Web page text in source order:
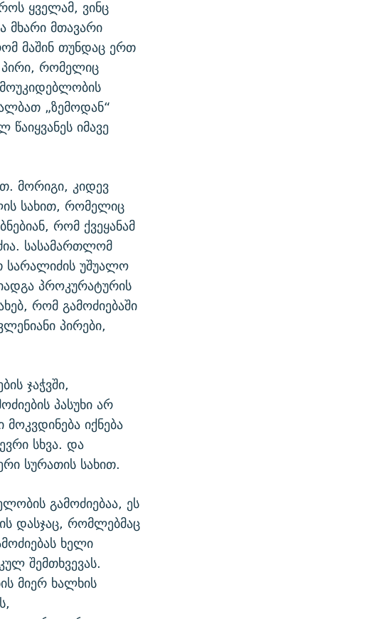
ყველამ, ვინც
მხარი მთავარი
მაშინ თუნდაც ერთ
რომელიც
„ზემოდან“
იმავე
მორიგი, კიდევ
სახით, რომელიც
რომ ქვეყანამ
სასამართლომ
სარალიძის უშუალო
პროკურატურის
რომ გამოძიებაში
პირები,
ჯაჭვში,
პასუხი არ
იქნება
სხვა. და
სურათის სახით.
გამოძიებაა, ეს
დასჯაც, რომლებმაც
ხელი
შემთხვევას.
მიერ ხალხის